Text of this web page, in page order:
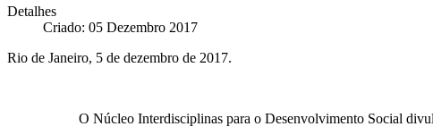
Detalhes
Criado: 05 Dezembro 2017
Rio de Janeiro, 5 de dezembro de 2017.
O Núcleo Interdisciplinas para o Desenvolvimento Social